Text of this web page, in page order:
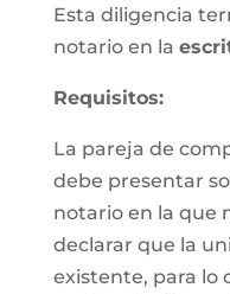
Esta diligencia
notario en la
Requisitos:
La pareja de
debe presentar
notario en la que
declarar que la
existente, para lo